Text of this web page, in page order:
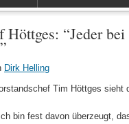
Höttges: “Jeder
Dirk Helling
Tim Höttges
bin fest davon überzeugt,